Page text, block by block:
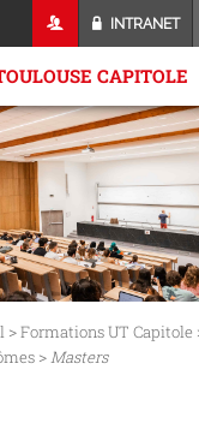
INTRANET
CAPITOLE
>Formations UT Capitole
>Masters